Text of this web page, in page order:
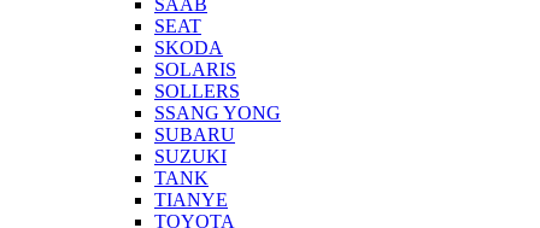
SAAB
SEAT
SKODA
SOLARIS
SOLLERS
SSANG YONG
SUBARU
SUZUKI
TANK
TIANYE
TOYOTA